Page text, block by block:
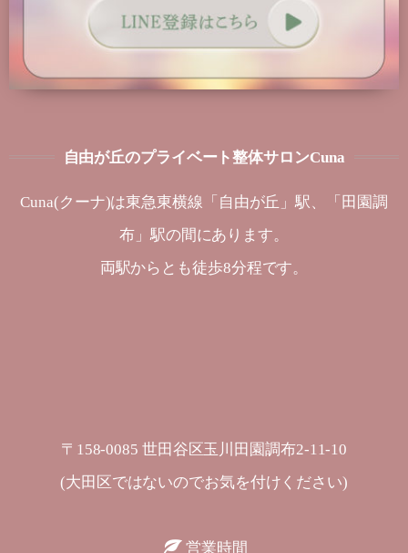
自由が丘のプライベート整体サロンCuna
Cuna(クーナ)は東急東横線「自由が丘」駅、「田園調
布」駅の間にあります。
両駅からとも徒歩8分程です。
〒158-0085 世田谷区玉川田園調布2-11-10
(大田区ではないのでお気を付けください)
営業時間